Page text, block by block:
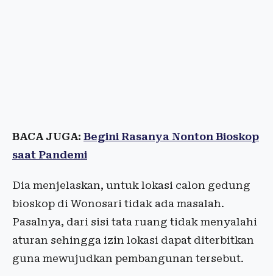
BACA JUGA: Begini Rasanya Nonton Bioskop
saat Pandemi
Dia menjelaskan, untuk lokasi calon gedung
bioskop di Wonosari tidak ada masalah.
Pasalnya, dari sisi tata ruang tidak menyalahi
aturan sehingga izin lokasi dapat diterbitkan
guna mewujudkan pembangunan tersebut.